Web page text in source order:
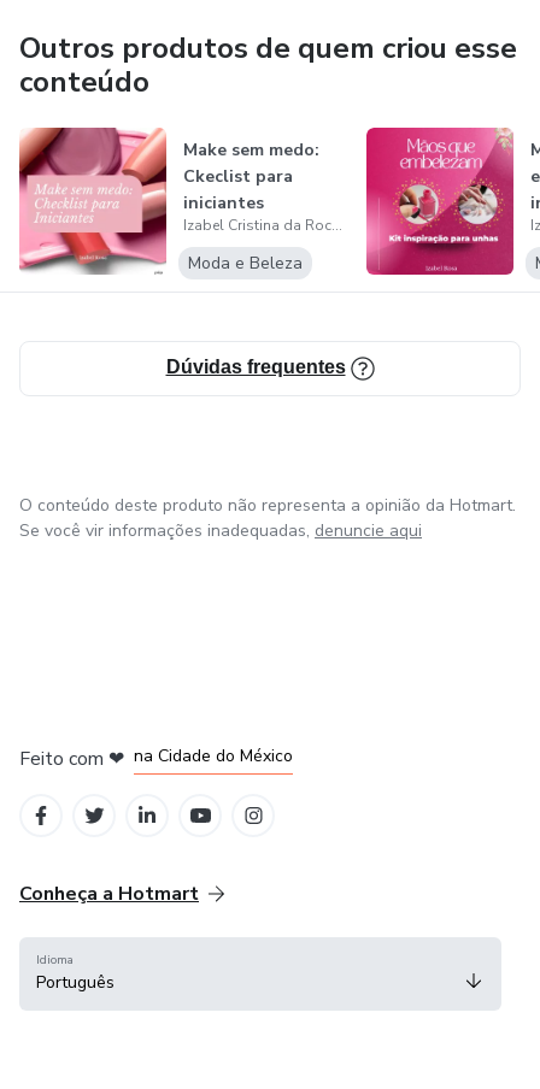
sonhos, enfraquecem relações e sabotam o crescimento
pessoal e profissional. Meu propósito é ser ponte entre
dor e cura, ajudando-as a viver a plenitude que merecem.
Outros produtos de quem criou esse
conteúdo
Make sem medo:
Ckeclist para
iniciantes
Izabel Cristina da Rocha Rosa
Moda e Beleza
Dúvidas frequentes
O conteúdo deste produto não representa a opinião da Hotmart.
Se você vir informações inadequadas, denuncie aqui
Feito com ❤ na Cidade do México
Conheça a Hotmart
Idioma
Português